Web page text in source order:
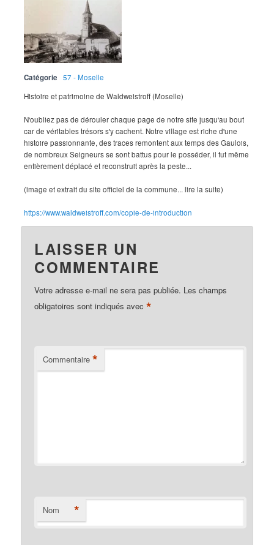
Catégorie
57 - Moselle
Histoire et patrimoine de Waldweistroff (Moselle)
N'oubliez pas de dérouler chaque page de notre site jusqu'au bout
car de véritables trésors s'y cachent. Notre village est riche d'une
histoire passionnante, des traces remontent aux temps des Gaulois,
de nombreux Seigneurs se sont battus pour le posséder, il fut même
entièrement déplacé et reconstruit après la peste...
(image et extrait du site officiel de la commune... lire la suite)
https://www.waldweistroff.com/copie-de-introduction
LAISSER UN
COMMENTAIRE
Votre adresse e-mail ne sera pas publiée. Les champs
obligatoires sont indiqués avec*
Commentaire *
Nom *